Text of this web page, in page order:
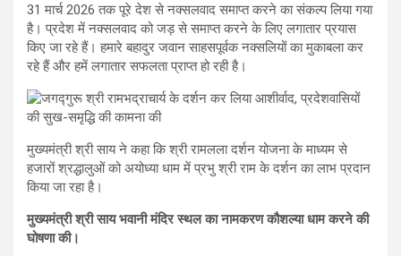
31 मार्च 2026 तक पूरे देश से नक्सलवाद समाप्त करने का संकल्प लिया गया
है। प्रदेश में नक्सलवाद को जड़ से समाप्त करने के लिए लगातार प्रयास
किए जा रहे हैं। हमारे बहादुर जवान साहसपूर्वक नक्सलियों का मुकाबला कर
रहे हैं और हमें लगातार सफलता प्राप्त हो रही है।
मुख्यमंत्री श्री साय ने कहा कि श्री रामलला दर्शन योजना के माध्यम से
हजारों श्रद्धालुओं को अयोध्या धाम में प्रभु श्री राम के दर्शन का लाभ प्रदान
किया जा रहा है।
मुख्यमंत्री श्री साय भवानी मंदिर स्थल का नामकरण कौशल्या धाम करने की
घोषणा की।